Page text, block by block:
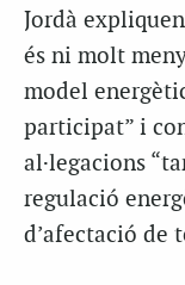
Jordà
és ni molt
model
participat” i
al·legacions
regulació
d’afectació de